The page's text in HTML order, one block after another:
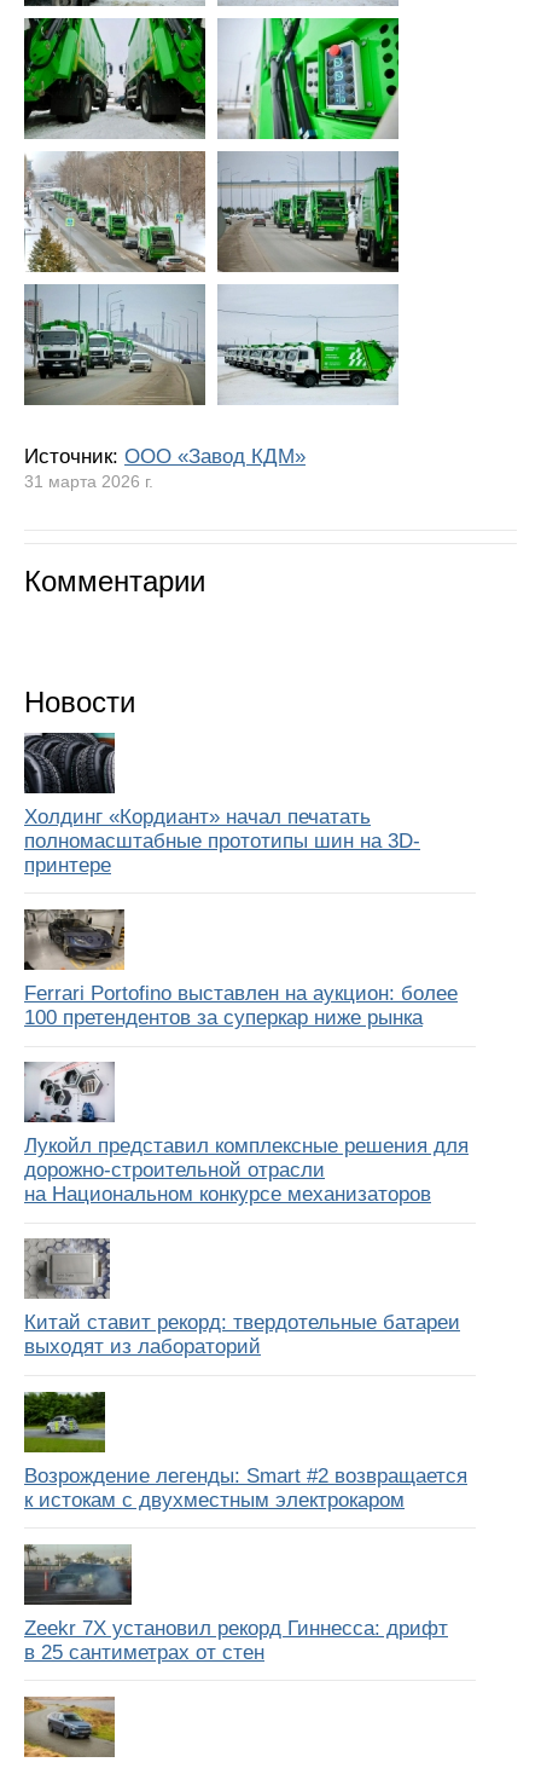
Источник: ООО «Завод КДМ»
31 марта 2026 г.
Комментарии
Новости
Холдинг «Кордиант» начал печатать
полномасштабные прототипы шин на 3D-
принтере
Ferrari Portofino выставлен на аукцион: более
100 претендентов за суперкар ниже рынка
Лукойл представил комплексные решения для
дорожно-строительной отрасли
на Национальном конкурсе механизаторов
Китай ставит рекорд: твердотельные батареи
выходят из лабораторий
Возрождение легенды: Smart #2 возвращается
к истокам с двухместным электрокаром
Zeekr 7X установил рекорд Гиннесса: дрифт
в 25 сантиметрах от стен